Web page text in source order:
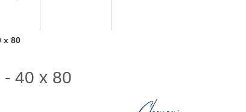
x 80
- 40 x 80